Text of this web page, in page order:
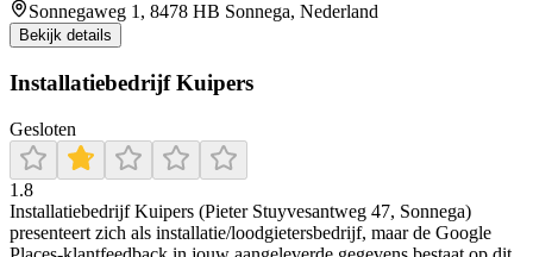
Sonnegaweg 1, 8478 HB Sonnega, Nederland
Bekijk details
Installatiebedrijf Kuipers
Gesloten
1.8
Installatiebedrijf Kuipers (Pieter Stuyvesantweg 47, Sonnega)
presenteert zich als installatie/loodgietersbedrijf, maar de Google